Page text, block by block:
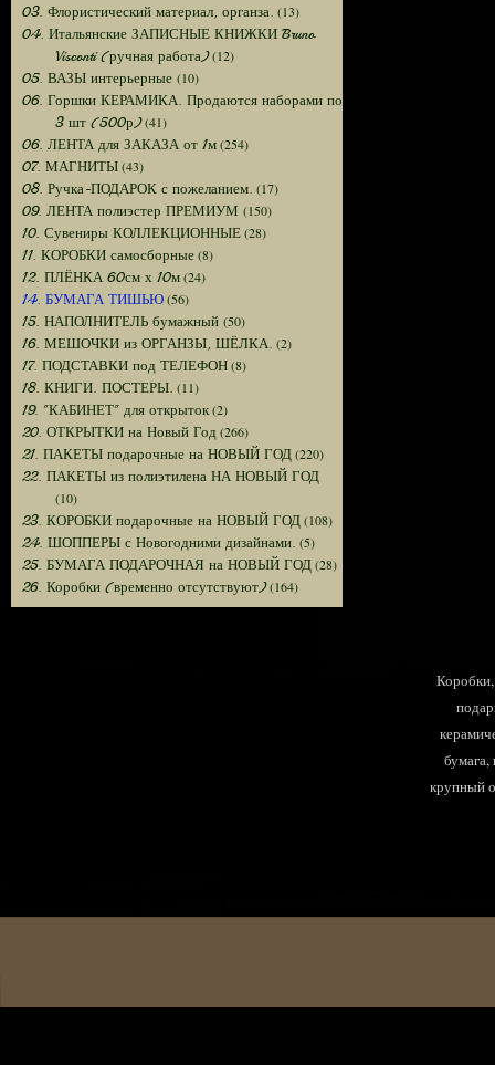
03. Флористический материал, органза. (13)
04. Итальянские ЗАПИСНЫЕ КНИЖКИ Bruno
Visconti (ручная работа)(12)
05. ВАЗЫ интерьерные (10)
06. Горшки КЕРАМИКА. Продаются наборами по
3 шт (500р)(41)
06. ЛЕНТА для ЗАКАЗА от 1м(254)
07. МАГНИТЫ(43)
08. Ручка-ПОДАРОК с пожеланием. (17)
09. ЛЕНТА полиэстер ПРЕМИУМ (150)
10. Сувениры КОЛЛЕКЦИОННЫЕ(28)
11. КОРОБКИ самосборные(8)
12. ПЛЁНКА 60см х 10м(24)
14. БУМАГА ТИШЬЮ(56)
15. НАПОЛНИТЕЛЬ бумажный (50)
16. МЕШОЧКИ из ОРГАНЗЫ, ШЁЛКА. (2)
17. ПОДСТАВКИ под ТЕЛЕФОН(8)
18. КНИГИ. ПОСТЕРЫ. (11)
19. "КАБИНЕТ" для открыток(2)
20. ОТКРЫТКИ на Новый Год (266)
21. ПАКЕТЫ подарочные на НОВЫЙ ГОД(220)
22. ПАКЕТЫ из полиэтилена НА НОВЫЙ ГОД
(10)
23. КОРОБКИ подарочные на НОВЫЙ ГОД(108)
24. ШОППЕРЫ с Новогодними дизайнами. (5)
25. БУМАГА ПОДАРОЧНАЯ на НОВЫЙ ГОД(28)
26. Коробки (временно отсутствуют)(164)
крупный